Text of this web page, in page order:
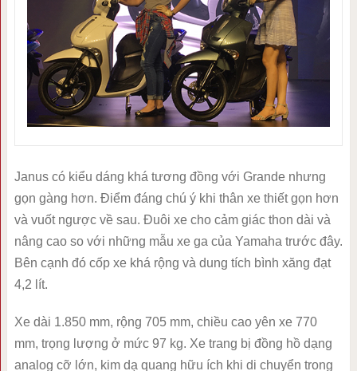
Janus có kiểu dáng khá tương đồng với Grande nhưng
gọn gàng hơn. Điểm đáng chú ý khi thân xe thiết gọn hơn
và vuốt ngược về sau. Đuôi xe cho cảm giác thon dài và
nâng cao so với những mẫu xe ga của Yamaha trước đây.
Bên cạnh đó cốp xe khá rộng và dung tích bình xăng đạt
4,2 lít.
Xe dài 1.850 mm, rộng 705 mm, chiều cao yên xe 770
mm, trọng lượng ở mức 97 kg. Xe trang bị đồng hồ dạng
analog cỡ lớn, kim dạ quang hữu ích khi di chuyển trong